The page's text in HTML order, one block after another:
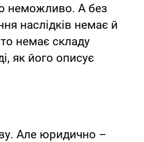
неможливо. А без
наслідків немає й
немає складу
як його описує
Але юридично –